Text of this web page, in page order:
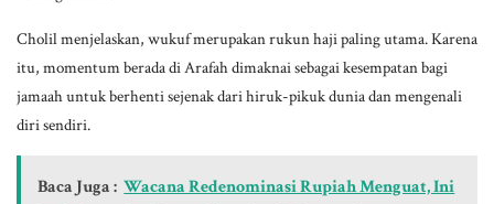
Cholil menjelaskan, wukuf merupakan rukun haji paling utama. Karena
itu, momentum berada di Arafah dimaknai sebagai kesempatan bagi
jamaah untuk berhenti sejenak dari hiruk-pikuk dunia dan mengenali
diri sendiri.
Baca Juga : Wacana Redenominasi Rupiah Menguat, Ini